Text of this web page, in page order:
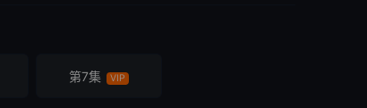
第7集 VIP